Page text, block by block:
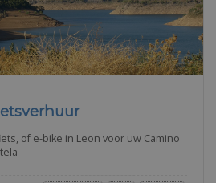
of e-bike in Leon voor uw Camino